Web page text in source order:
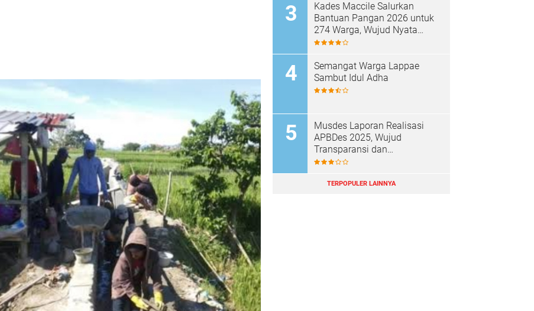
Kades Maccile Salurkan
Bantuan Pangan 2026 untuk
274 Warga, Wujud Nyata
Kepedulian terhadap
Semangat Warga Lappae
Sambut Idul Adha
Musdes Laporan Realisasi
APBDes 2025, Wujud
Transparansi dan
Akuntabilitas Desa Parenring
TERPOPULER LAINNYA